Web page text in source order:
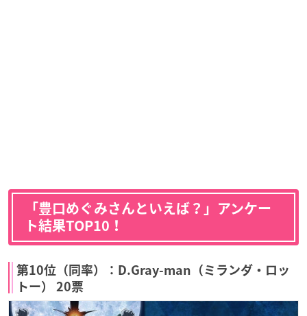
「豊口めぐみさんといえば？」アンケー
ト結果TOP10！
第10位（同率）：D.Gray-man（ミランダ・ロッ
トー） 20票